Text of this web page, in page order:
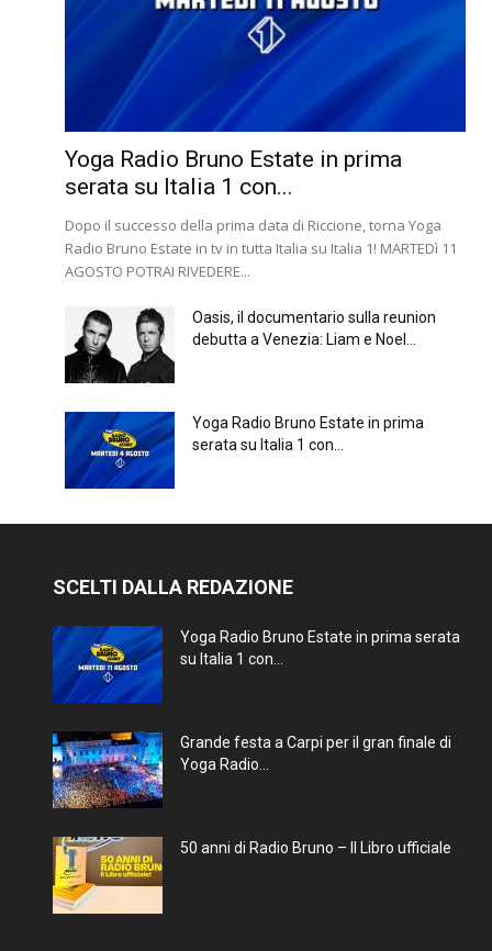
Yoga Radio Bruno Estate in prima
serata su Italia 1 con...
Dopo il successo della prima data di Riccione, torna Yoga
Radio Bruno Estate in tv in tutta Italia su Italia 1! MARTEDì 11
AGOSTO POTRAI RIVEDERE...
Oasis, il documentario sulla reunion
debutta a Venezia: Liam e Noel...
Yoga Radio Bruno Estate in prima
serata su Italia 1 con...
SCELTI DALLA REDAZIONE
Yoga Radio Bruno Estate in prima serata
su Italia 1 con...
Grande festa a Carpi per il gran finale di
Yoga Radio...
50 anni di Radio Bruno – Il Libro ufficiale